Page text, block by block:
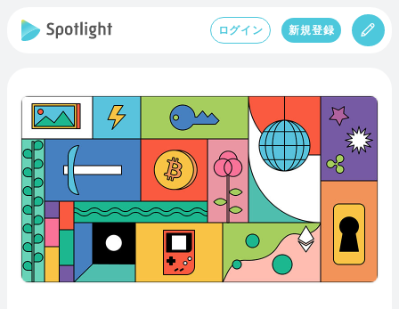
ログイン 新規登録